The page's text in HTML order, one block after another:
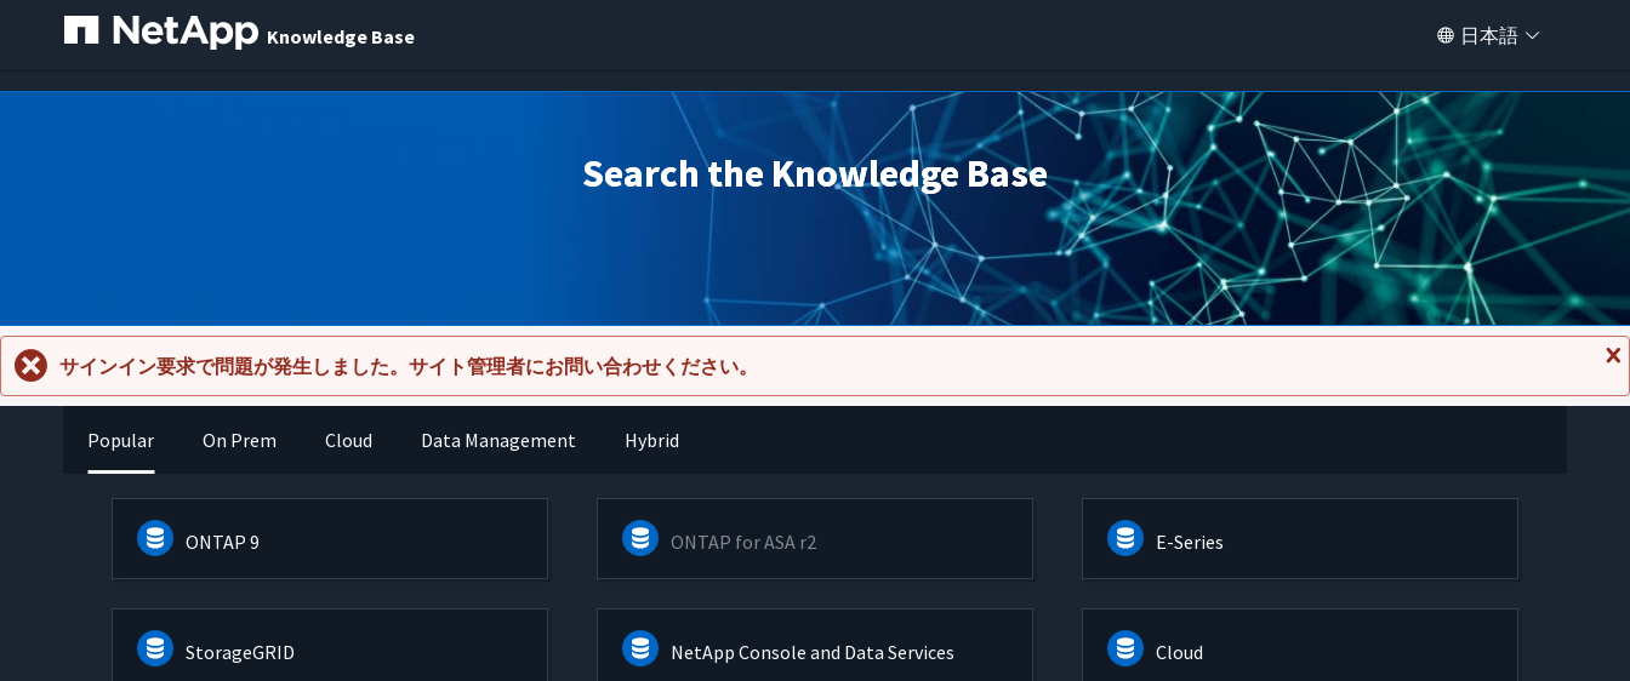
Knowledge Base 日本語
Search the Knowledge Base
メ
ッ
サインイン要求で問題が発生しました。サイト管理者にお問い合わせください。
Popular On Prem Cloud Data Management Hybrid
ONTAP 9 ONTAP for ASA r2 E-Series
StorageGRID NetApp Console and Data Services Cloud